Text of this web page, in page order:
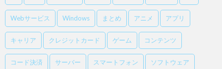
Webサービス Windows まとめ アニメ アプリ
キャリア クレジットカード ゲーム コンテンツ
コード決済 サーバー スマートフォン ソフトウェア